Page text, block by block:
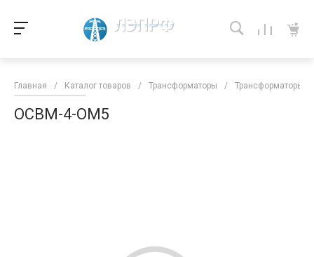
Главная / Каталог товаров / Трансформаторы / Трансформаторы
ОСВМ-4-ОМ5